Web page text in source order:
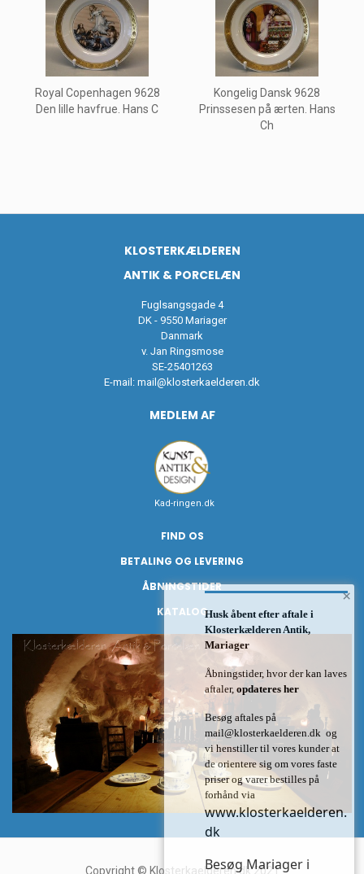
Royal Copenhagen 9628
Den lille havfrue. Hans C
Kongelig Dansk 9628
Prinssesen på ærten. Hans
Ch
KLOSTERKÆLDEREN
ANTIK & PORCELÆN
Fuglsangsgade 4
DK - 9550 Mariager
Danmark
v. Jan Ringsmose
SE-25401263
E-mail: mail@klosterkaelderen.dk
MEDLEM AF
Kad-ringen.dk
FIND OS
BETALING OG LEVERING
ÅBNINGSTIDER
KATALOG
Copyright © Klosterkaelderen.dk 2021
×
Husk åbent efter aftale i
Klosterkælderen Antik,
Mariager
Åbningstider, hvor der kan laves
aftaler, opdateres her
Besøg aftales på
mail@klosterkaelderen.dk og
vi henstiller til vores kunder at
de orientere sig om vores faste
priser og varer bestilles på
forhånd via
www.klosterkaelderen.
dk
Besøg Mariager i